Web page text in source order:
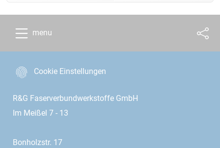
menu
Cookie Einstellungen
R&G Faserverbundwerkstoffe GmbH
Im Meißel 7 - 13
Bonholzstr. 17